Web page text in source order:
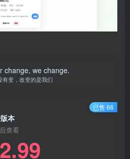
change, we change.
有变，改变的是我们
本
查看
2.99
已售 66